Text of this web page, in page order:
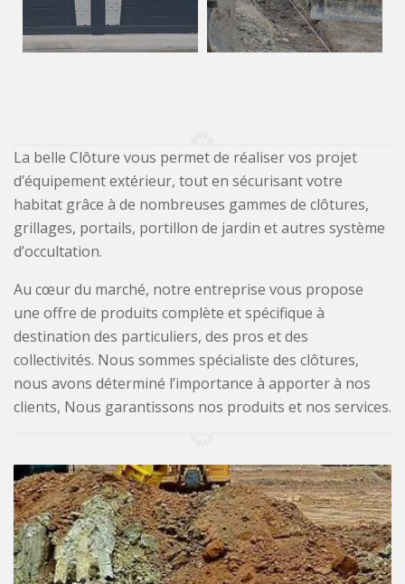
La belle Clôture vous permet de réaliser vos projet
d’équipement extérieur, tout en sécurisant votre
habitat grâce à de nombreuses gammes de clôtures,
grillages, portails, portillon de jardin et autres système
d’occultation.
Au cœur du marché, notre entreprise vous propose
une offre de produits complète et spécifique à
destination des particuliers, des pros et des
collectivités. Nous sommes spécialiste des clôtures,
nous avons déterminé l’importance à apporter à nos
clients, Nous garantissons nos produits et nos services.